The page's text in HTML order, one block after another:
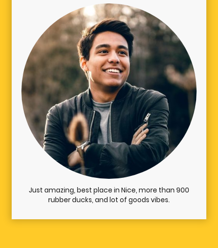
Just amazing, best place in Nice, more than 900
rubber ducks, and lot of goods vibes.